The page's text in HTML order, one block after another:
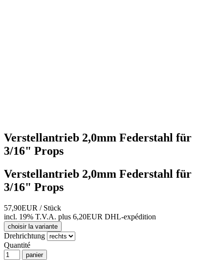
Verstellantrieb 2,0mm Federstahl für
3/16" Props
Verstellantrieb 2,0mm Federstahl für
3/16" Props
57,90EUR / Stück
incl. 19% T.V.A. plus 6,20EUR DHL-expédition
choisir la variante
Drehrichtung
Quantité
panier